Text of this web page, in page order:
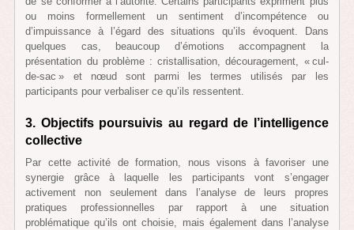
ou moins formellement un sentiment d’incompétence ou
d’impuissance à l’égard des situations qu’ils évoquent. Dans
quelques cas, beaucoup d’émotions accompagnent la
présentation du problème : cristallisation, découragement, « cul-
de-sac » et nœud sont parmi les termes utilisés par les
participants pour verbaliser ce qu’ils ressentent.
3. Objectifs poursuivis au regard de l’intelligence
collective
Par cette activité de formation, nous visons à favoriser une
synergie grâce à laquelle les participants vont s’engager
activement non seulement dans l’analyse de leurs propres
pratiques professionnelles par rapport à une situation
problématique qu’ils ont choisie, mais également dans l’analyse